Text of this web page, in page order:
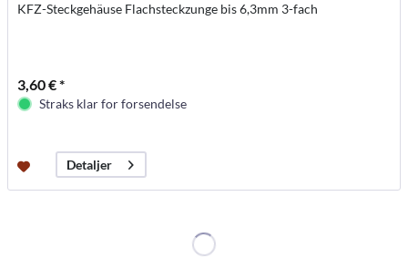
KFZ-Steckgehäuse Flachsteckzunge bis 6,3mm 3-fach
3,60 € *
Straks klar for forsendelse
Detaljer